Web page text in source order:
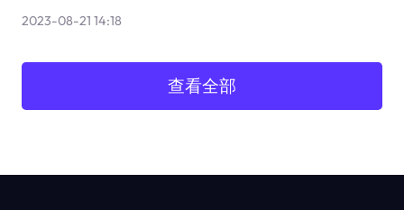
2023-08-21 14:18
查看全部